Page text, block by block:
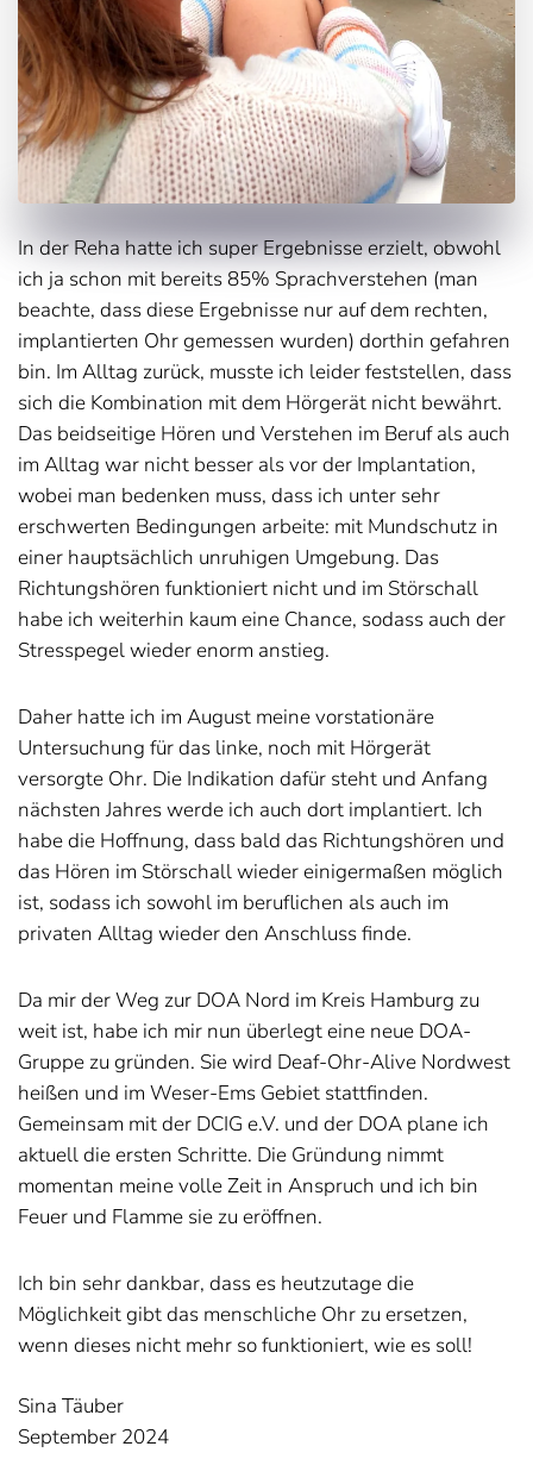
In der Reha hatte ich super Ergebnisse erzielt, obwohl
ich ja schon mit bereits 85% Sprachverstehen (man
beachte, dass diese Ergebnisse nur auf dem rechten,
implantierten Ohr gemessen wurden) dorthin gefahren
bin. Im Alltag zurück, musste ich leider feststellen, dass
sich die Kombination mit dem Hörgerät nicht bewährt.
Das beidseitige Hören und Verstehen im Beruf als auch
im Alltag war nicht besser als vor der Implantation,
wobei man bedenken muss, dass ich unter sehr
erschwerten Bedingungen arbeite: mit Mundschutz in
einer hauptsächlich unruhigen Umgebung. Das
Richtungshören funktioniert nicht und im Störschall
habe ich weiterhin kaum eine Chance, sodass auch der
Stresspegel wieder enorm anstieg.
Daher hatte ich im August meine vorstationäre
Untersuchung für das linke, noch mit Hörgerät
versorgte Ohr. Die Indikation dafür steht und Anfang
nächsten Jahres werde ich auch dort implantiert. Ich
habe die Hoffnung, dass bald das Richtungshören und
das Hören im Störschall wieder einigermaßen möglich
ist, sodass ich sowohl im beruflichen als auch im
privaten Alltag wieder den Anschluss finde.
Da mir der Weg zur DOA Nord im Kreis Hamburg zu
weit ist, habe ich mir nun überlegt eine neue DOA-
Gruppe zu gründen. Sie wird Deaf-Ohr-Alive Nordwest
heißen und im Weser-Ems Gebiet stattfinden.
Gemeinsam mit der DCIG e.V. und der DOA plane ich
aktuell die ersten Schritte. Die Gründung nimmt
momentan meine volle Zeit in Anspruch und ich bin
Feuer und Flamme sie zu eröffnen.
Ich bin sehr dankbar, dass es heutzutage die
Möglichkeit gibt das menschliche Ohr zu ersetzen,
wenn dieses nicht mehr so funktioniert, wie es soll!
Sina Täuber
September 2024